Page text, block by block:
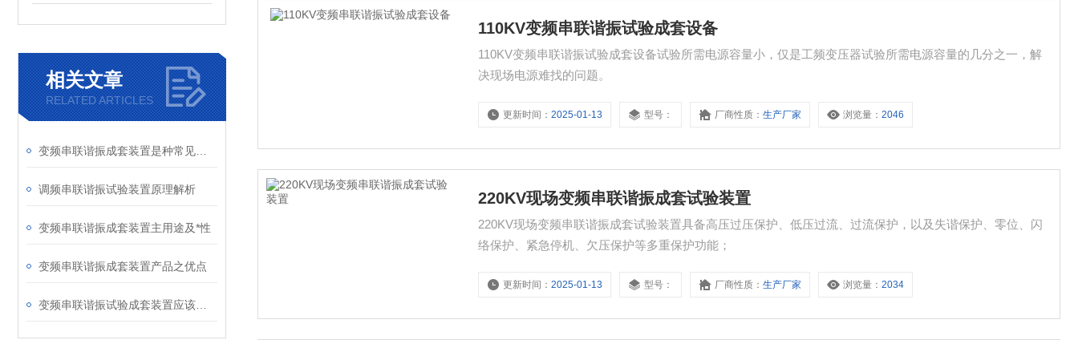
相关文章
RELATED ARTICLES
调频串联谐振试验装置原理解析
变频串联谐振成套装置主用途及*性
变频串联谐振成套装置产品之优点
110KV变频串联谐振试验成套设备
110KV变频串联谐振试验成套设备试验所需电源容量小，仅是工频变压器试验所需电源容量的几分之一，解
决现场电源难找的问题。
更新时间：2025-01-13 型号： 厂商性质：生产厂家 浏览量：2046
220KV现场变频串联谐振成套试验装置
220KV现场变频串联谐振成套试验装置具备高压过压保护、低压过流、过流保护，以及失谐保护、零位、闪
络保护、紧急停机、欠压保护等多重保护功能；
更新时间：2025-01-13 型号： 厂商性质：生产厂家 浏览量：2034